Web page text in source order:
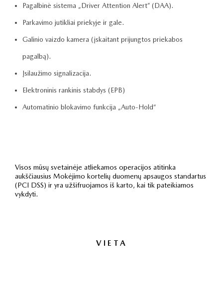
Pagalbinė sistema „Driver Attention Alert” (DAA).
Parkavimo jutikliai priekyje ir gale.
Galinio vaizdo kamera (įskaitant prijungtos priekabos
pagalbą).
Įsilaužimo signalizacija.
Elektroninis rankinis stabdys (EPB)
Automatinio blokavimo funkcija „Auto-Hold“
Visos mūsų svetainėje atliekamos operacijos atitinka
aukščiausius Mokėjimo kortelių duomenų apsaugos standartus
(PCI DSS) ir yra užšifruojamos iš karto, kai tik pateikiamos
vykdyti.
VIETA